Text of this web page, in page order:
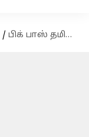
/ பிக் பாஸ் தமிழ் சீசன் 9: வைல்ட் கார்டு போட்டியாளர்கள் என்ட்ரி எப்போது?